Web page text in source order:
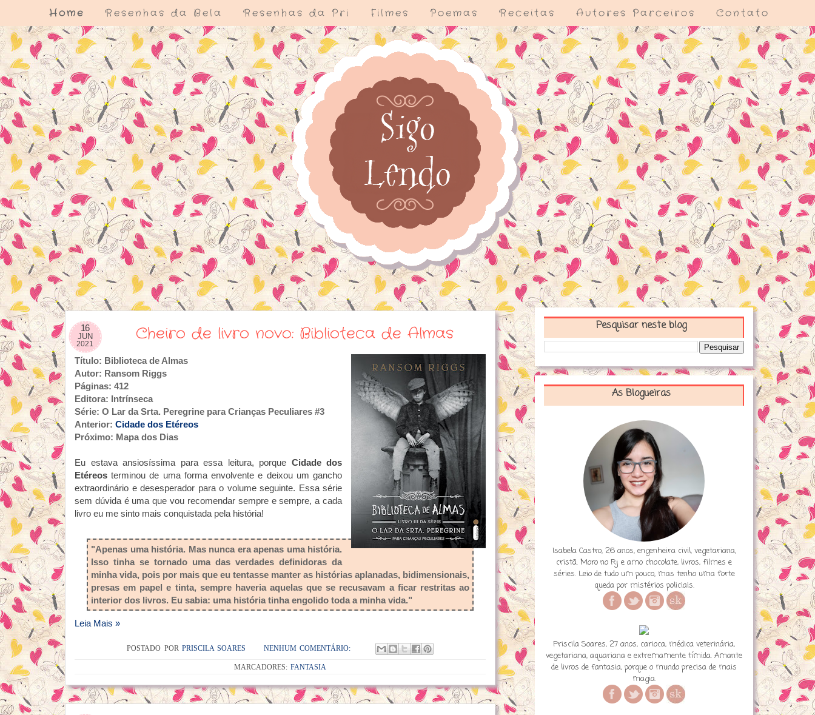
Home Resenhas da Bela Resenhas da Pri Filmes Poemas Receitas Autores Parceiros Contato
16
JUN
2021 Cheiro de livro novo: Biblioteca de Almas
Título: Biblioteca de Almas
Autor: Ransom Riggs
Páginas: 412
Editora: Intrínseca
Série: O Lar da Srta. Peregrine para Crianças Peculiares #3
Anterior: Cidade dos Etéreos
Próximo: Mapa dos Dias
Eu estava ansiosíssima para essa leitura, porque Cidade dos
Etéreos terminou de uma forma envolvente e deixou um gancho
extraordinário e desesperador para o volume seguinte. Essa série
sem dúvida é uma que vou recomendar sempre e sempre, a cada
livro eu me sinto mais conquistada pela história!
"Apenas uma história. Mas nunca era apenas uma história.
Isso tinha se tornado uma das verdades definidoras da
minha vida, pois por mais que eu tentasse manter as histórias aplanadas, bidimensionais,
presas em papel e tinta, sempre haveria aquelas que se recusavam a ficar restritas ao
interior dos livros. Eu sabia: uma história tinha engolido toda a minha vida."
Leia Mais »
POSTADO PORPRISCILA SOARES NENHUM COMENTÁRIO:
MARCADORES:FANTASIA
Pesquisar neste blog
As Blogueiras
Isabela Castro, 26 anos, engenheira civil, vegetariana,
cristã. Moro no Rj e amo chocolate, livros, filmes e
séries. Leio de tudo um pouco, mas tenho uma forte
queda por mistérios policiais.
Priscila Soares, 27 anos, carioca, médica veterinária,
vegetariana, aquariana e extremamente tímida. Amante
de livros de fantasia, porque o mundo precisa de mais
magia.